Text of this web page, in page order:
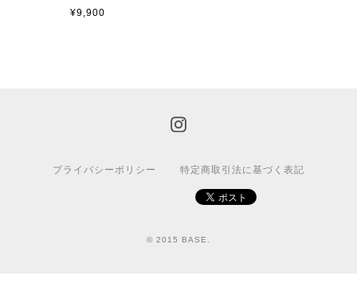
¥9,900
プライバシーポリシー 特定商取引法に基づく表記
© 2015 BASE.